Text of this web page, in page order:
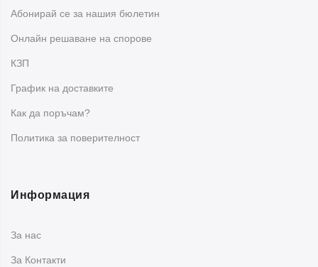
моя дом?
най-често. За ежедневна употреба са подходящи
основни чинии, супени чинии и купи
порцеланови съдове.
Абонирай се за нашия бюлетин
Oнлайн решаване на спорове
КЗП
График на доставките
Как да поръчам?
Политика за поверителност
Информация
За нас
За Контакти